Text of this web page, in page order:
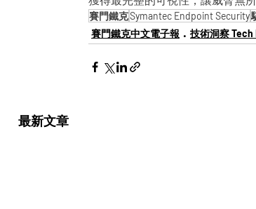
賽門鐵克Symantec Endpoint Security
賽門鐵克中文電子報
技術洞察
最新文章